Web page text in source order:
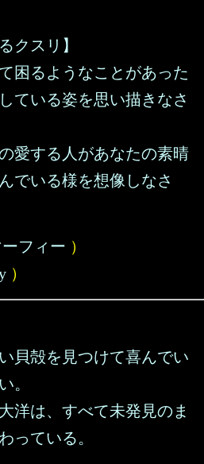
クスリ】
困るようなことがあった
ている姿を思い描きなさ
愛する人があなたの素晴
でいる様を想像しなさ
フィー ）
）
貝殻を見つけて喜んでい
。
洋は、すべて未発見のま
っている。